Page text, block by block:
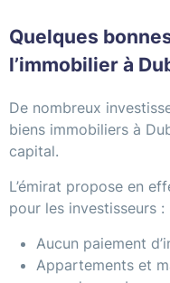
Quelques
l’immobilier à
De nombreux
biens immobiliers à
capital.
L’émirat propose en
pour les investisseurs :
Aucun paiement
Appartements et